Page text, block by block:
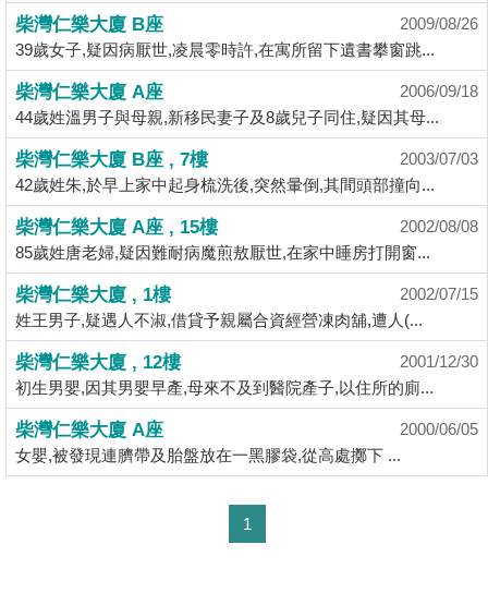
谷
按
揭
地
產
博
客
地
產
新
聞
數
據
公
柴灣仁樂大廈 B座
2009/08/26
39歲女子,疑因病厭世,凌晨零時許,在寓所留下遺書攀窗跳...
柴灣仁樂大廈 A座
2006/09/18
44歲姓溫男子與母親,新移民妻子及8歲兒子同住,疑因其母...
柴灣仁樂大廈 B座 , 7樓
2003/07/03
42歲姓朱,於早上家中起身梳洗後,突然暈倒,其間頭部撞向...
柴灣仁樂大廈 A座 , 15樓
2002/08/08
85歲姓唐老婦,疑因難耐病魔煎敖厭世,在家中睡房打開窗...
柴灣仁樂大廈 , 1樓
2002/07/15
姓王男子,疑遇人不淑,借貸予親屬合資經營凍肉舖,遭人(...
柴灣仁樂大廈 , 12樓
2001/12/30
初生男嬰,因其男嬰早產,母來不及到醫院產子,以住所的廁...
柴灣仁樂大廈 A座
2000/06/05
女嬰,被發現連臍帶及胎盤放在一黑膠袋,從高處擲下 ...
1